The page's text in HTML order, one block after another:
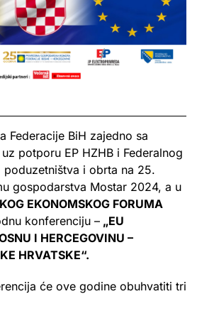
Federacije BiH zajedno sa
potporu EP HZHB i Federalnog
poduzetništva i obrta na 25.
gospodarstva Mostar 2024, a u
EKONOMSKOG FORUMA
konferenciju – „EU
I HERCEGOVINU –
HRVATSKE“.
će ove godine obuhvatiti tri